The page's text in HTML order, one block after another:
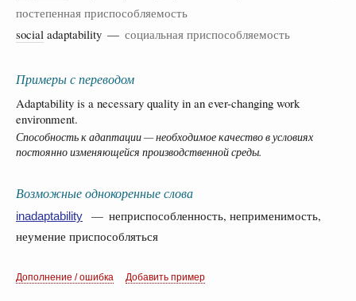
постепенная приспособляемость
social adaptability — социальная приспособляемость
Примеры с переводом
Adaptability is a necessary quality in an ever-changing work
environment.
Способность к адаптации — необходимое качество в условиях
постоянно изменяющейся производственной среды.
Возможные однокоренные слова
inadaptability
— неприспособленность, неприменимость,
неумение приспособляться
Дополнение / ошибка Добавить пример